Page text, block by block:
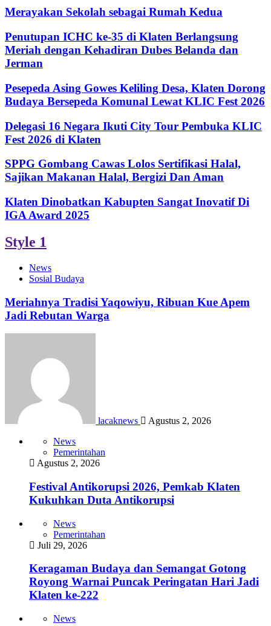
Merayakan Sekolah sebagai Rumah Kedua
Penutupan ICHC ke-35 di Klaten Berlangsung
Meriah dengan Kehadiran Dubes Belanda dan
Jerman
Pesepeda Asing Gowes Keliling Desa, Klaten Dorong
Budaya Bersepeda Komunal Lewat KLIC Fest 2026
Delegasi 16 Negara Ikuti City Tour Pembuka KLIC
Fest 2026 di Klaten
SPPG Gombang Cawas Lolos Sertifikasi Halal,
Sajikan Makanan Halal, Bergizi Dan Aman
Klaten Dinobatkan Kabupten Sangat Inovatif Di
IGA Award 2025
Style 1
News
Sosial Budaya
Meriahnya Tradisi Yaqowiyu, Ribuan Kue Apem
Jadi Rebutan Warga
lacaknews
Agustus 2, 2026
News
Pemerintahan
Agustus 2, 2026
Festival Antikorupsi 2026, Pemkab Klaten
Kukuhkan Duta Antikorupsi
News
Pemerintahan
Juli 29, 2026
Keragaman Budaya dan Semangat Gotong
Royong Warnai Puncak Peringatan Hari Jadi
Klaten ke-222
News